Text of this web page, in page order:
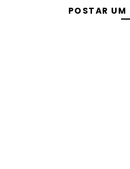
POSTAR